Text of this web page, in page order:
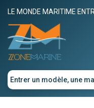
LE MONDE MARITIME